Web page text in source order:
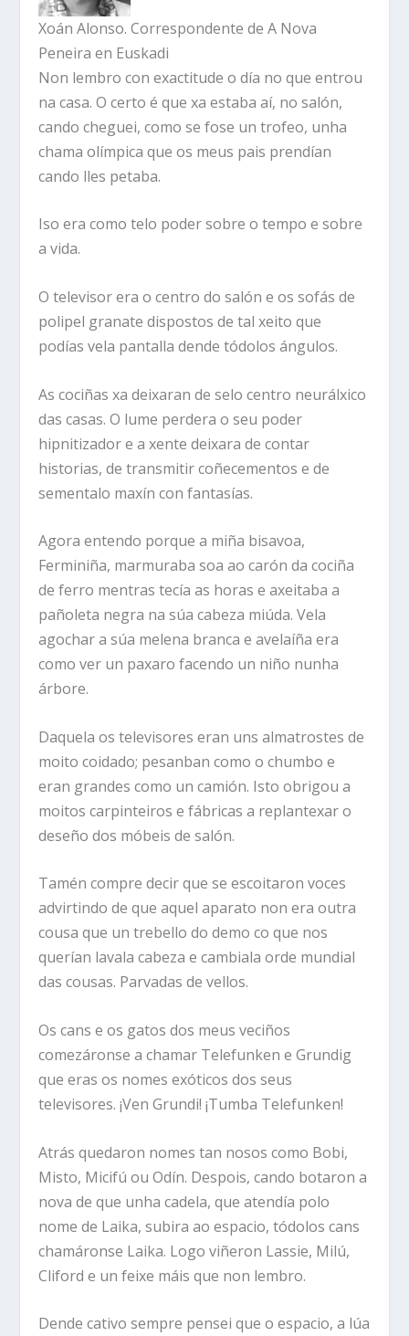
Xoán Alonso. Correspondente de A Nova
Peneira en Euskadi
Non lembro con exactitude o día no que entrou
na casa. O certo é que xa estaba aí, no salón,
cando cheguei, como se fose un trofeo, unha
chama olímpica que os meus pais prendían
cando lles petaba.
Iso era como telo poder sobre o tempo e sobre
a vida.
O televisor era o centro do salón e os sofás de
polipel granate dispostos de tal xeito que
podías vela pantalla dende tódolos ángulos.
As cociñas xa deixaran de selo centro neurálxico
das casas. O lume perdera o seu poder
hipnitizador e a xente deixara de contar
historias, de transmitir coñecementos e de
sementalo maxín con fantasías.
Agora entendo porque a miña bisavoa,
Ferminiña, marmuraba soa ao carón da cociña
de ferro mentras tecía as horas e axeitaba a
pañoleta negra na súa cabeza miúda. Vela
agochar a súa melena branca e avelaíña era
como ver un paxaro facendo un niño nunha
árbore.
Daquela os televisores eran uns almatrostes de
moito coidado; pesanban como o chumbo e
eran grandes como un camión. Isto obrigou a
moitos carpinteiros e fábricas a replantexar o
deseño dos móbeis de salón.
Tamén compre decir que se escoitaron voces
advirtindo de que aquel aparato non era outra
cousa que un trebello do demo co que nos
querían lavala cabeza e cambiala orde mundial
das cousas. Parvadas de vellos.
Os cans e os gatos dos meus veciños
comezáronse a chamar Telefunken e Grundig
que eras os nomes exóticos dos seus
televisores. ¡Ven Grundi! ¡Tumba Telefunken!
Atrás quedaron nomes tan nosos como Bobi,
Misto, Micifú ou Odín. Despois, cando botaron a
nova de que unha cadela, que atendía polo
nome de Laika, subira ao espacio, tódolos cans
chamáronse Laika. Logo viñeron Lassie, Milú,
Cliford e un feixe máis que non lembro.
Dende cativo sempre pensei que o espacio, a lúa